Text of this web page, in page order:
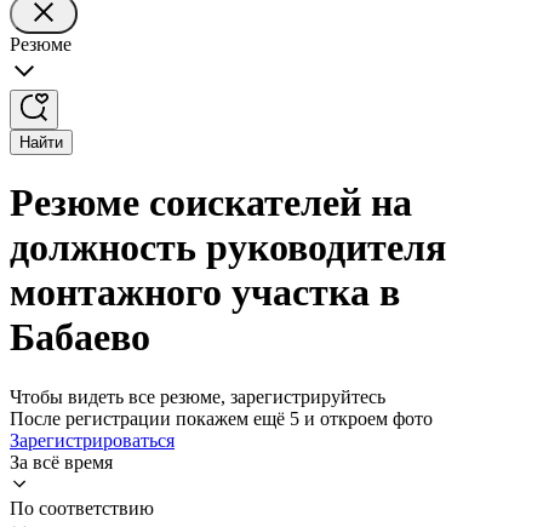
Резюме
Найти
Резюме соискателей на
должность руководителя
монтажного участка в
Бабаево
Чтобы видеть все резюме, зарегистрируйтесь
После регистрации покажем ещё 5 и откроем фото
Зарегистрироваться
За всё время
По соответствию